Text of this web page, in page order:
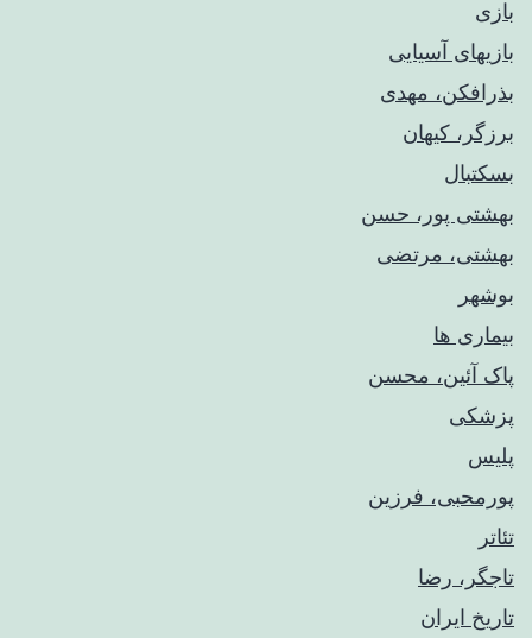
بازی
بازیهای آسیایی
بذرافکن، مهدی
برزگر، کیهان
بسکتبال
بهشتی پور، حسن
بهشتی، مرتضی
بوشهر
بیماری ها
پاک آئین، محسن
پزشکی
پلیس
پورمحبی، فرزین
تئاتر
تاجگر، رضا
تاریخ ایران